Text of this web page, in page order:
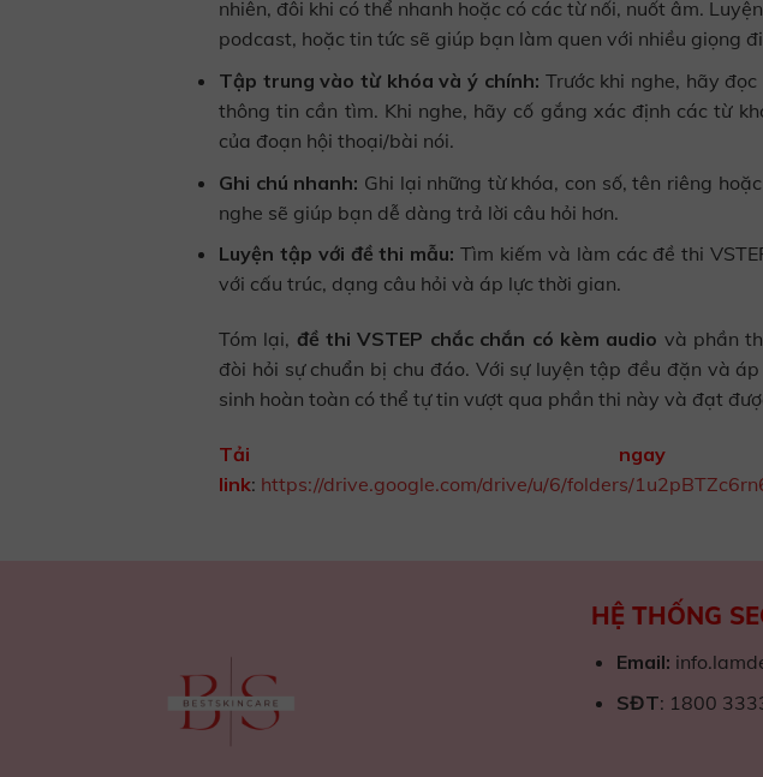
nhiên, đôi khi có thể nhanh hoặc có các từ nối, nuốt âm.
podcast, hoặc tin tức sẽ giúp bạn làm quen với nhiều giọng
Tập trung vào từ khóa và ý chính: Trước khi nghe, hãy
thông tin cần tìm. Khi nghe, hãy cố gắng xác định các từ
của đoạn hội thoại/bài nói.
Ghi chú nhanh: Ghi lại những từ khóa, con số, tên riêng
nghe sẽ giúp bạn dễ dàng trả lời câu hỏi hơn.
Luyện tập với đề thi mẫu: Tìm kiếm và làm các đề thi
với cấu trúc, dạng câu hỏi và áp lực thời gian.
Tóm lại, đề thi VSTEP chắc chắn có kèm audio và phần
đòi hỏi sự chuẩn bị chu đáo. Với sự luyện tập đều đặn và
sinh hoàn toàn có thể tự tin vượt qua phần thi này và đạt
Tải
link: https://drive.google.com/drive/u/6/folders/
HỆ THỐNG
Email:
SĐT: 1800